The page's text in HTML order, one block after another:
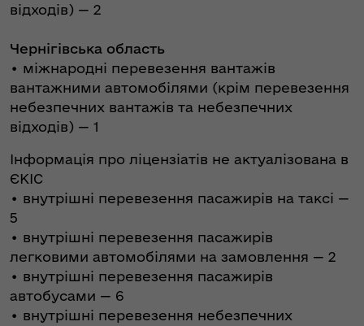
відходів) — 2
Чернігівська область
•⁠ міжнародні перевезення вантажів
вантажними автомобілями (крім перевезення
небезпечних вантажів та небезпечних
відходів) — 1
Інформація про ліцензіатів не актуалізована в
ЄКІС
•⁠ внутрішні перевезення пасажирів на таксі —
5
•⁠ внутрішні перевезення пасажирів
легковими автомобілями на замовлення — 2
•⁠ внутрішні перевезення пасажирів
автобусами — 6
•⁠ внутрішні перевезення небезпечних